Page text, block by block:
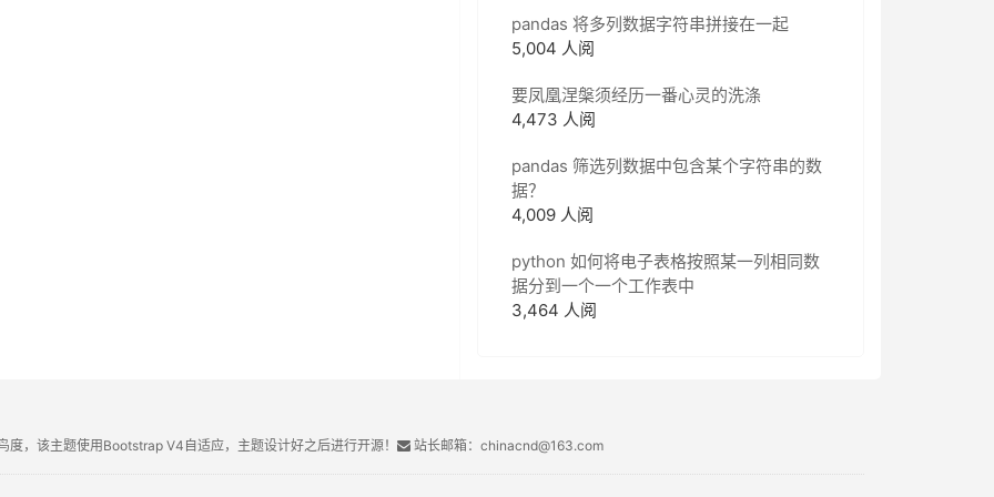
pandas 将多列数据字符串拼接在一起
5,004 人阅
要凤凰涅槃须经历一番心灵的洗涤
4,473 人阅
pandas 筛选列数据中包含某个字符串的数
据？
4,009 人阅
python 如何将电子表格按照某一列相同数
据分到一个一个工作表中
3,464 人阅
度，该主题使用Bootstrap V4自适应，主题设计好之后进行开源！ 站长邮箱：chinacnd@163.com